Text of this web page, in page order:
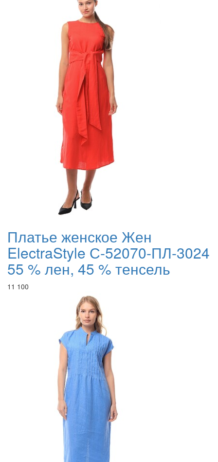
Платье женское Жен
ElectraStyle С-52070-ПЛ-3024
55 % лен, 45 % тенсель
11 100